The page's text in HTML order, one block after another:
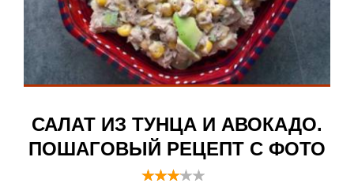
САЛАТ ИЗ ТУНЦА И АВОКАДО.
ПОШАГОВЫЙ РЕЦЕПТ С ФОТО